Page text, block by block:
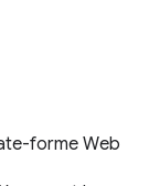
forme Web